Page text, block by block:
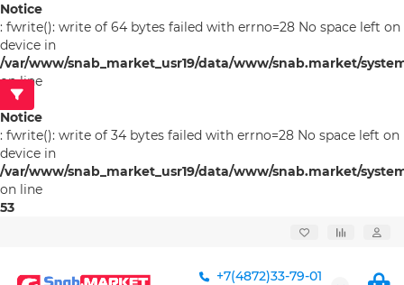
Notice
: fwrite(): write of 64 bytes failed with errno=28 No space left on
device in
/var/www/snab_market_usr19/data/www/snab.market/
on line
53
Notice
: fwrite(): write of 34 bytes failed with errno=28 No space left on
device in
/var/www/snab_market_usr19/data/www/snab.market/
on line
53
+7(4872)33-79-01